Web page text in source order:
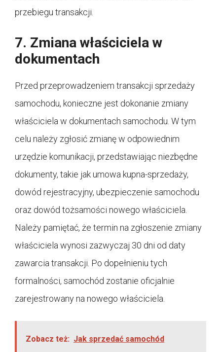
przebiegu transakcji.
7. Zmiana właściciela w
dokumentach
Przed przeprowadzeniem transakcji sprzedaży
samochodu, konieczne jest dokonanie zmiany
właściciela w dokumentach samochodu. W tym
celu należy zgłosić zmianę w odpowiednim
urzędzie komunikacji, przedstawiając niezbędne
dokumenty, takie jak umowa kupna-sprzedaży,
dowód rejestracyjny, ubezpieczenie samochodu
oraz dowód tożsamości nowego właściciela.
Należy pamiętać, że termin na zgłoszenie zmiany
właściciela wynosi zazwyczaj 30 dni od daty
zawarcia transakcji. Po dopełnieniu tych
formalności, samochód zostanie oficjalnie
zarejestrowany na nowego właściciela.
Zobacz też: Jak sprzedać samochód